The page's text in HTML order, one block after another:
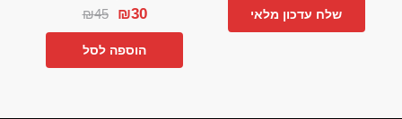
שלח עדכון מלאי
₪45 ₪30
הוספה לסל